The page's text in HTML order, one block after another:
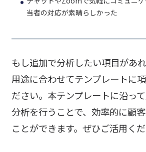
当者の対応が素晴らしかった
もし追加で分析したい項目があ
用途に合わせてテンプレートに
ださい。本テンプレートに沿っ
分析を行うことで、効率的に顧
ことができます。ぜひご活用くだ